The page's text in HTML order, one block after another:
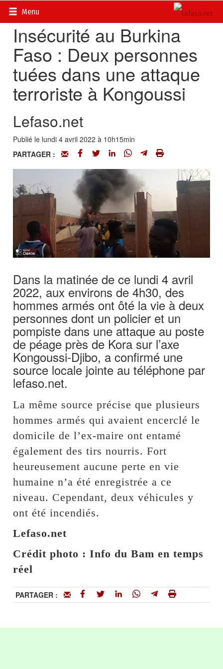
Menu
Accueil>
Insécurité au Burkina
Faso : Deux personnes
tuées dans une attaque
terroriste à Kongoussi
Lefaso.net
Publié le lundi 4 avril 2022 à 10h15min
PARTAGER :
Dans la matinée de ce lundi 4 avril
2022, aux environs de 4h30, des
hommes armés ont ôté la vie à deux
personnes dont un policier et un
pompiste dans une attaque au poste
de péage près de Kora sur l’axe
Kongoussi-Djibo, a confirmé une
source locale jointe au téléphone par
lefaso.net.
La même source précise que plusieurs
hommes armés qui avaient encerclé le
domicile de l’ex-maire ont entamé
également des tirs nourris. Fort
heureusement aucune perte en vie
humaine n’a été enregistrée a ce
niveau. Cependant, deux véhicules y
ont été incendiés.
Lefaso.net
Crédit photo : Info du Bam en temps
réel
PARTAGER :